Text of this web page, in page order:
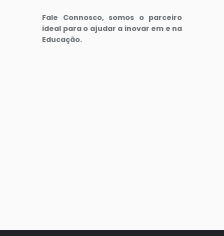
Fale Connosco, somos o parceiro
ideal para o ajudar a inovar em e na
Educação.